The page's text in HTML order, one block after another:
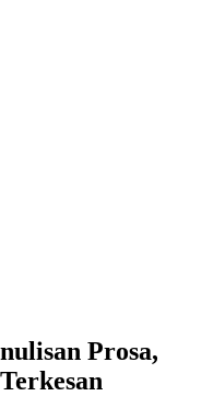
Prosa,